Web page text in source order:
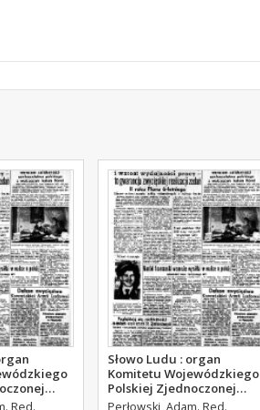
1951,
Słowo Ludu : organ
Komitetu Wojewódzkiego
Polskiej Zjednoczonej
Partii Robotniczej, 1951,